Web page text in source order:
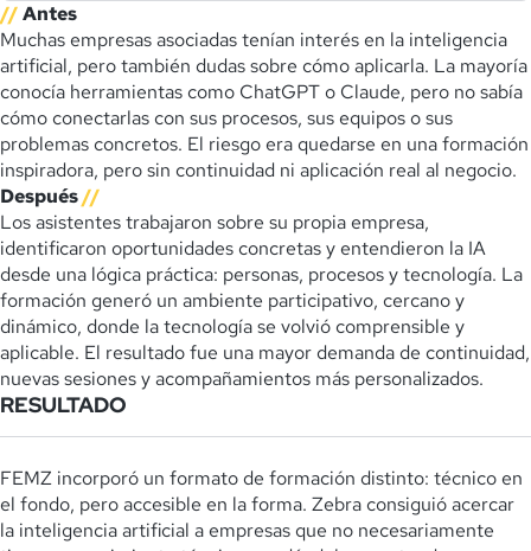
//Antes
Muchas empresas asociadas tenían interés en la inteligencia
artificial, pero también dudas sobre cómo aplicarla. La mayoría
conocía herramientas como ChatGPT o Claude, pero no sabía
cómo conectarlas con sus procesos, sus equipos o sus
problemas concretos. El riesgo era quedarse en una formación
inspiradora, pero sin continuidad ni aplicación real al negocio.
Después//
Los asistentes trabajaron sobre su propia empresa,
identificaron oportunidades concretas y entendieron la IA
desde una lógica práctica: personas, procesos y tecnología. La
formación generó un ambiente participativo, cercano y
dinámico, donde la tecnología se volvió comprensible y
aplicable. El resultado fue una mayor demanda de continuidad,
nuevas sesiones y acompañamientos más personalizados.
RESULTADO
FEMZ incorporó un formato de formación distinto: técnico en
el fondo, pero accesible en la forma. Zebra consiguió acercar
la inteligencia artificial a empresas que no necesariamente